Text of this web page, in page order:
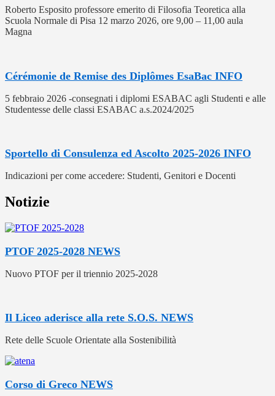
Roberto Esposito professore emerito di Filosofia Teoretica alla
Scuola Normale di Pisa 12 marzo 2026, ore 9,00 – 11,00 aula
Magna
Cérémonie de Remise des Diplômes EsaBac INFO
5 febbraio 2026 -consegnati i diplomi ESABAC agli Studenti e alle
Studentesse delle classi ESABAC a.s.2024/2025
Sportello di Consulenza ed Ascolto 2025-2026 INFO
Indicazioni per come accedere: Studenti, Genitori e Docenti
Notizie
PTOF 2025-2028 NEWS
Nuovo PTOF per il triennio 2025-2028
Il Liceo aderisce alla rete S.O.S. NEWS
Rete delle Scuole Orientate alla Sostenibilità
Corso di Greco NEWS